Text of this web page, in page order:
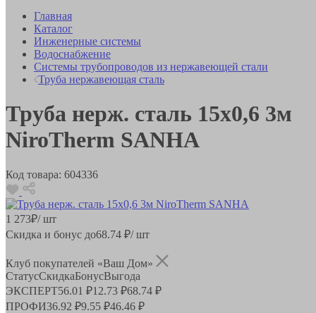
Главная
Каталог
Инженерные системы
Водоснабжение
Системы трубопроводов из нержавеющей стали
Труба нержавеющая сталь
Труба нерж. сталь 15x0,6 3м
NiroTherm SANHA
Код товара: 604336
1 273₽/ шт
Скидка и бонус до68.74 ₽/ шт
Клуб покупателей «Ваш Дом»
СтатусСкидкаБонусВыгода
ЭКСПЕРТ56.01 ₽12.73 ₽68.74 ₽
ПРОФИ36.92 ₽9.55 ₽46.46 ₽